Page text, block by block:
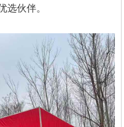
选伙伴。